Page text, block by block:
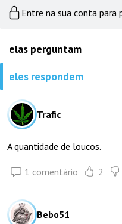
Entre na sua conta para
elas perguntam
eles respondem
Trafic
A quantidade de loucos.
1 comentário 2
Bebo51